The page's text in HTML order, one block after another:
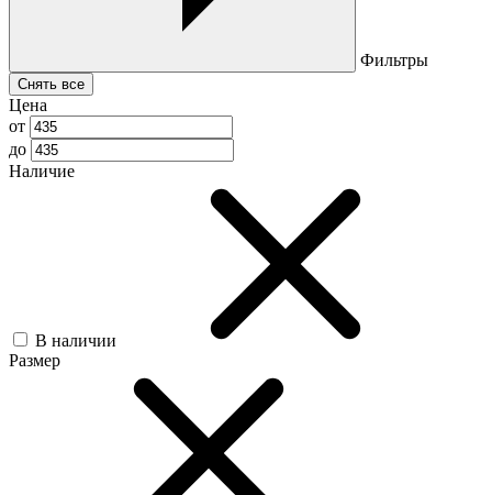
Фильтры
Снять все
Цена
от
до
Наличие
В наличии
Размер